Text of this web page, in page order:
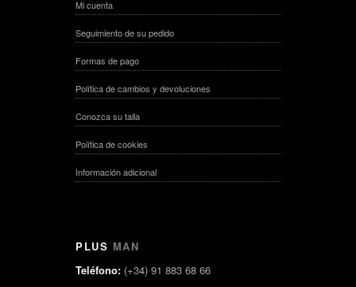
Mi cuenta
Seguimiento de su pedido
Formas de pago
Política de cambios y devoluciones
Conozca su talla
Política de cookies
Información adicional
PLUS MAN
Teléfono: (+34) 91 883 68 66